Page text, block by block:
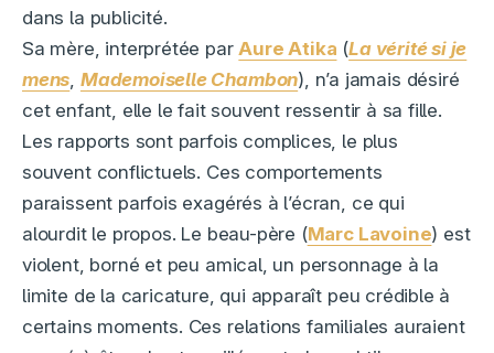
dans la publicité.
Sa mère, interprétée parAure Atika (La vérité si je
mens, Mademoiselle Chambon), n’a jamais désiré
cet enfant, elle le fait souvent ressentir à sa fille.
Les rapports sont parfois complices, le plus
souvent conflictuels. Ces comportements
paraissent parfois exagérés à l’écran, ce qui
alourdit le propos. Le beau-père (Marc Lavoine) est
violent, borné et peu amical, un personnage à la
limite de la caricature, qui apparaît peu crédible à
certains moments. Ces relations familiales auraient